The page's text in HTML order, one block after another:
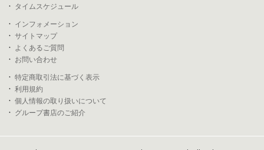
タイムスケジュール
インフォメーション
サイトマップ
よくあるご質問
お問い合わせ
特定商取引法に基づく表示
利用規約
個人情報の取り扱いについて
グループ書店のご紹介